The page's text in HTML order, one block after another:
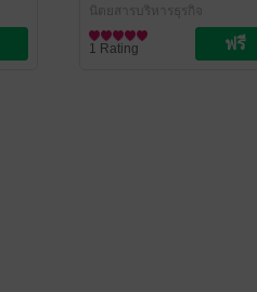
ไทเกอร์ส จำกัด
นิตยสารบริหารธุรกิจ
1 Rating